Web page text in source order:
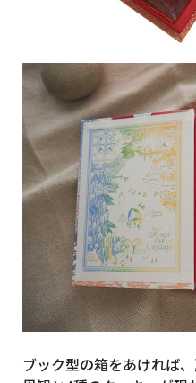
ブック型の箱をあければ